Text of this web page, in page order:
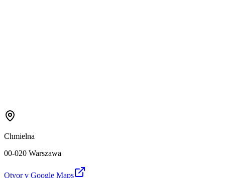
Chmielna
00-020 Warszawa
Otvor v Google Maps